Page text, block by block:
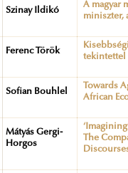
Szinay Ildikó
A magyar
miniszter,
Ferenc Török
tekintettel
Sofian Bouhlel
Towards
African
Mátyás Gergi-
Horgos
The